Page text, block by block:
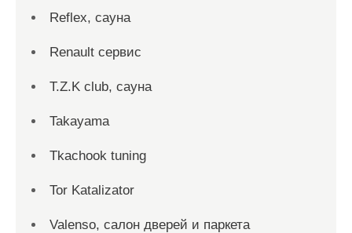
Reflex, сауна
Renault сервис
T.Z.K club, сауна
Takayama
Tkachook tuning
Tor Katalizator
Valenso, салон дверей и паркета